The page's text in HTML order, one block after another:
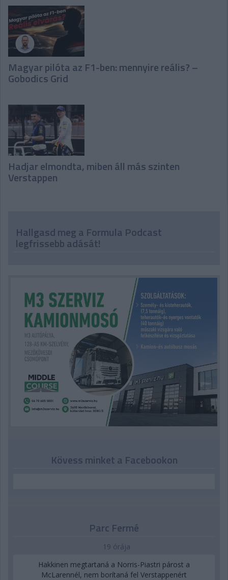
Magyar pilóta az F1-ben: mennyire reális? –
Gobodics Grid
Hadjar elmondta, miben áll más szinten
Verstappen
Hallgasd meg a Formula Podcast
legfrissebb adását!
Kövess minket a Facebookon
Parc Fermé
19 órája
Hakkinen megtartaná a Norris-Piastri párost a
McLarennél, nem borítaná fel Verstappenért